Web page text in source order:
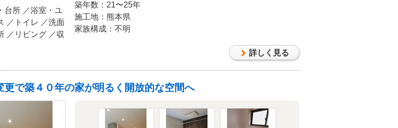
台所 ／浴室・ユ
／トイレ ／洗面
／リビング ／収
もすべてダウンライトに交換しました。
築年数：21〜25年
施工地：熊本県
家族構成：不明
詳しく見る
更で築４０年の家が明るく開放的な空間へ